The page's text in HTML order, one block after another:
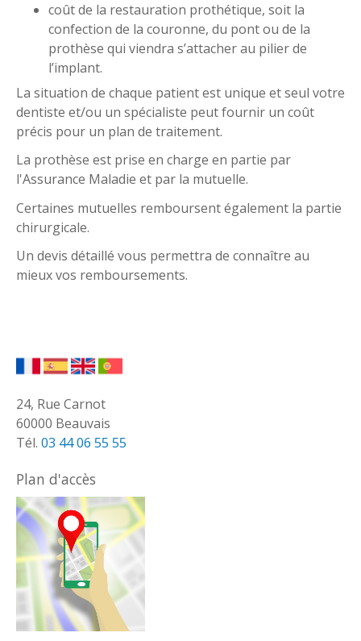
coût de la restauration prothétique, soit la
confection de la couronne, du pont ou de la
prothèse qui viendra s’attacher au pilier de
l’implant.
La situation de chaque patient est unique et seul votre
dentiste et/ou un spécialiste peut fournir un coût
précis pour un plan de traitement.
La prothèse est prise en charge en partie par
l'Assurance Maladie et par la mutuelle.
Certaines mutuelles remboursent également la partie
chirurgicale.
Un devis détaillé vous permettra de connaître au
mieux vos remboursements.
24, Rue Carnot
60000 Beauvais
Tél. 03 44 06 55 55
Plan d'accès